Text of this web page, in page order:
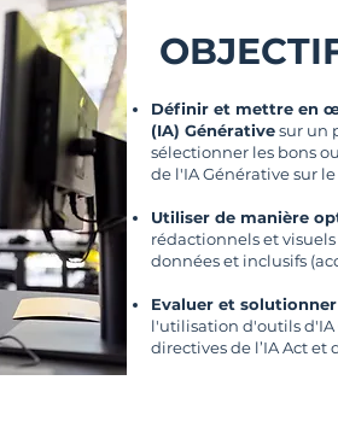
Définir et mettre en
(IA) Générativesur un
sélectionner les bons
de l'IA Générative sur
Utiliser de manière
rédactionnels et
données et inclusifs
Evaluer et
l'utilisation d'outils d'IA
directives de l’IA Act et